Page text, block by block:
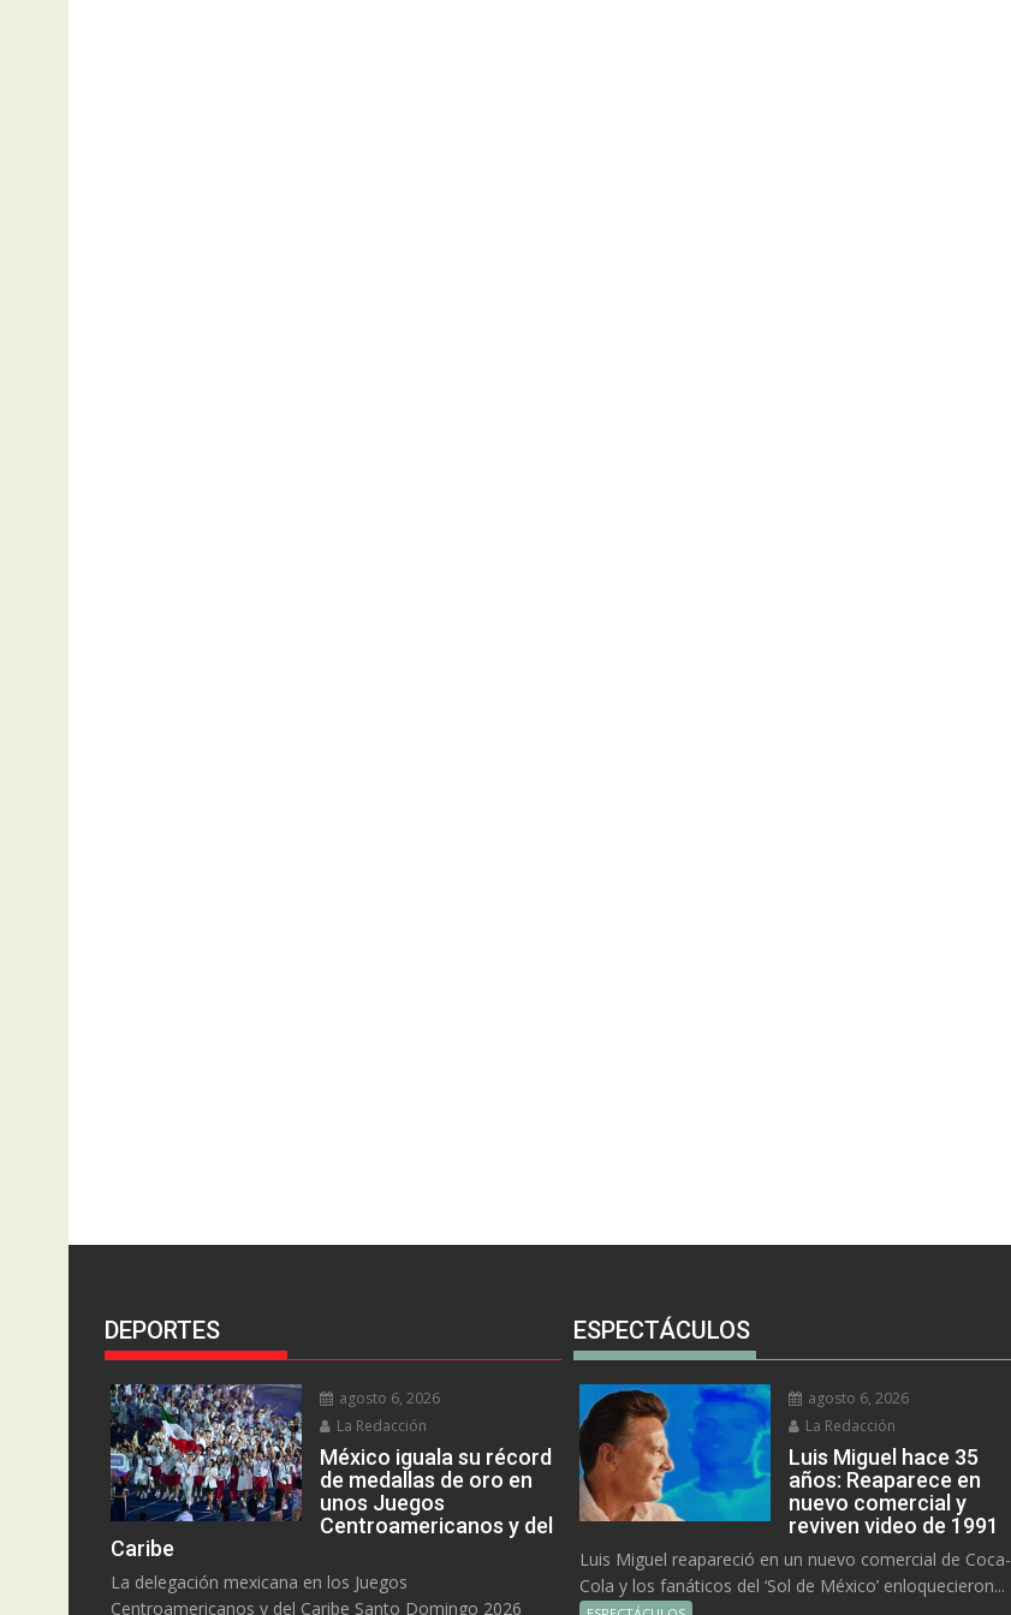
DEPORTES
agosto 6, 2026
La Redacción
México iguala su récord
de medallas de oro en
unos Juegos
Centroamericanos y del
Caribe
La delegación mexicana en los Juegos
Centroamericanos y del Caribe Santo Domingo 2026
ESPECTÁCULOS
agosto 6, 2026
La Redacción
Luis Miguel hace 35
años: Reaparece en
nuevo comercial y
reviven video de 1991
Luis Miguel reapareció en un nuevo comercial de Coca-
Cola y los fanáticos del ‘Sol de México’ enloquecieron...